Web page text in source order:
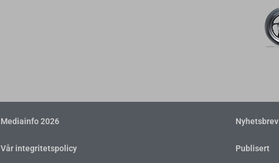
Mediainfo 2026
Vår integritetspolicy
Nyhetsbrev
Publisert